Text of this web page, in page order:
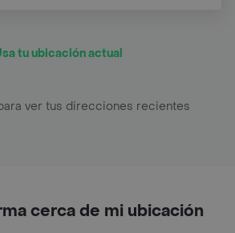
tu ubicación actual
ver tus direcciones recientes
cerca de mi ubicación